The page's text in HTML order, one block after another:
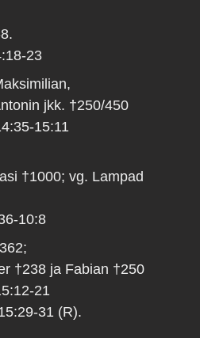
23
jkk. †250/450
15:11
†1000; vg. Lampad
10:8
†238 ja Fabian †250
21
31 (R).